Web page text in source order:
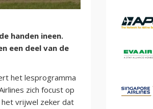
handen ineen.
een deel van de
het lesprogramma
zich focust op
het vrijwel zeker dat